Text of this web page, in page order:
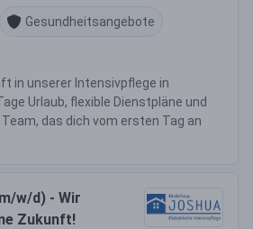
Gesundheitsangebote
in unserer Intensivpflege in
Urlaub, flexible Dienstpläne und
das dich vom ersten Tag an
w/d) - Wir
Zukunft!